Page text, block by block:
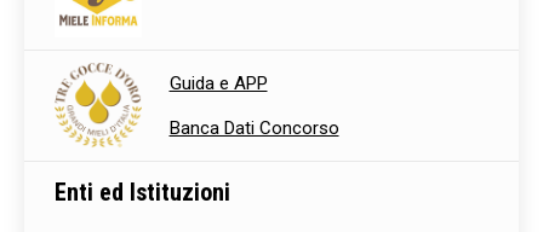
Guida e APP
Banca Dati Concorso
Enti ed Istituzioni